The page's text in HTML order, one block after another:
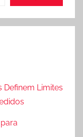
Definem Limites